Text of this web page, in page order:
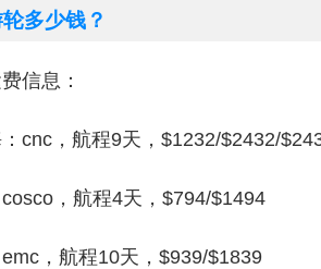
多少钱？
信息：
cnc，航程9天，$1232/$2432/
，航程4天，$794/$1494
，航程10天，$939/$1839